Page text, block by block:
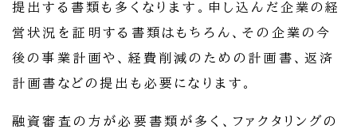
提出する書類も多くなります。申し込んだ企業の経
営状況を証明する書類はもちろん、その企業の今
後の事業計画や、経費削減のための計画書、返済
計画書などの提出も必要になります。
融資審査の方が必要書類が多く、ファクタリングの